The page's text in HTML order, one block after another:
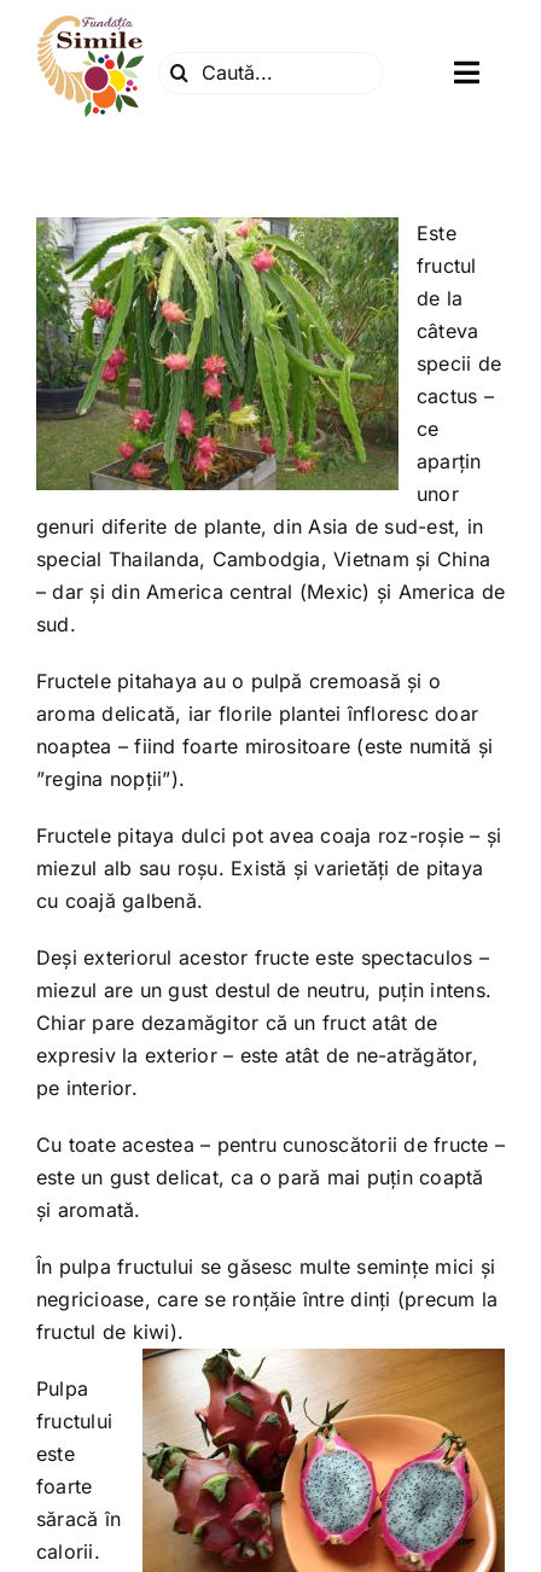
content
Search
Centrul natura
Articole
Dr. Soescu
Evenimente
Shop
Iubim fructele
Este
fructul
de la
câteva
specii de
cactus –
ce
aparțin
unor
genuri diferite de plante, din Asia de sud-est, in
special Thailanda, Cambodgia, Vietnam și China
– dar și din America central (Mexic) și America de
sud.
Fructele pitahaya au o pulpă cremoasă și o
aroma delicată, iar florile plantei înfloresc doar
noaptea – fiind foarte mirositoare (este numită și
”regina nopții”).
Fructele pitaya dulci pot avea coaja roz-roșie – și
miezul alb sau roșu. Există și varietăți de pitaya
cu coajă galbenă.
Deși exteriorul acestor fructe este spectaculos –
miezul are un gust destul de neutru, puțin intens.
Chiar pare dezamăgitor că un fruct atât de
expresiv la exterior – este atât de ne-atrăgător,
pe interior.
Cu toate acestea – pentru cunoscătorii de fructe –
este un gust delicat, ca o pară mai puțin coaptă
și aromată.
În pulpa fructului se găsesc multe semințe mici și
negricioase, care se ronțăie între dinți (precum la
fructul de kiwi).
Pulpa
fructului
este
foarte
săracă în
calorii.